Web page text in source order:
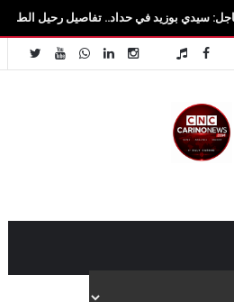
في حداد.. تفاصيل رحيل الطالبة آية الزايدي